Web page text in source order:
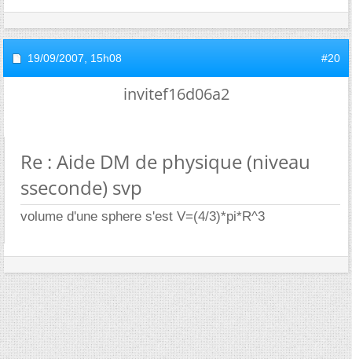
19/09/2007, 15h08 #20
invitef16d06a2
Re : Aide DM de physique (niveau
sseconde) svp
volume d'une sphere s'est V=(4/3)*pi*R^3